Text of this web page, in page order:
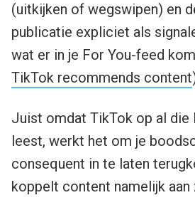
(uitkijken of wegswipen) en
publicatie expliciet als
wat er in je For You-feed
TikTok recommends content
Juist omdat TikTok op al die
leest, werkt het om je
consequent in te laten
koppelt content namelijk